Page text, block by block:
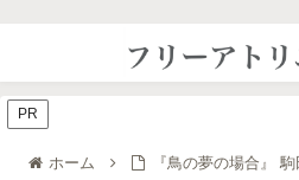
ホーム 『鳥の夢の場合』
PR